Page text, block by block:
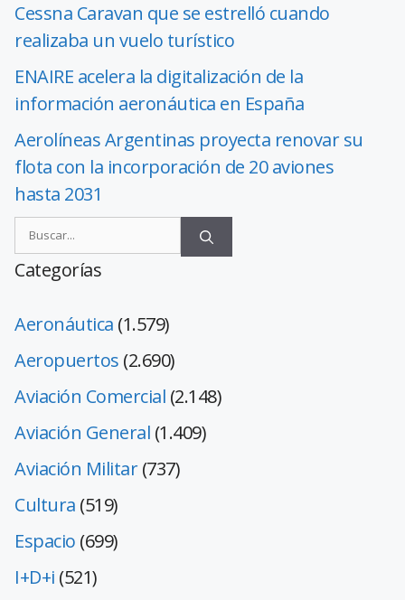
Cessna Caravan que se estrelló cuando
realizaba un vuelo turístico
ENAIRE acelera la digitalización de la
información aeronáutica en España
Aerolíneas Argentinas proyecta renovar su
flota con la incorporación de 20 aviones
hasta 2031
Categorías
Aeronáutica (1.579)
Aeropuertos (2.690)
Aviación Comercial (2.148)
Aviación General (1.409)
Aviación Militar(737)
Cultura (519)
Espacio (699)
I+D+i (521)